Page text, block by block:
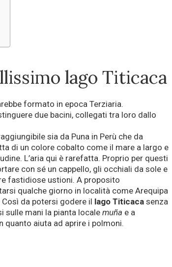
lago Titicaca
formato in epoca Terziaria.
due bacini, collegati tra loro dallo
sia da Puna in Perù che da
di un colore cobalto come il mare a largo e
L’aria qui è rarefatta. Proprio per questi
con sé un cappello, gli occhiali da sole e
fastidiose ustioni. A proposito
qualche giorno in località come Arequipa
da potersi godere il lago Titicaca senza
sulle mani la pianta locale muña e a
quanto aiuta ad aprire i polmoni.